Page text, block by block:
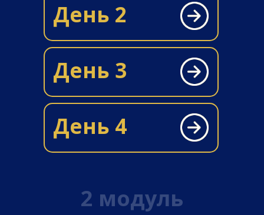
День 2
День 3
День 4
2 модуль